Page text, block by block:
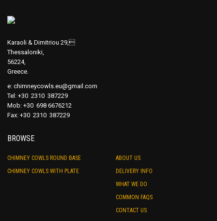
Karaoli & Dimitriou 29,
Thessaloniki,
56224,
Greece.
e: chimneycowls.eu@gmail.com
Tel: +30 2310 387229
Mob: +30 698 6676212
Fax: +30 2310 387229
BROWSE
CHIMNEY COWLS ROUND BASE
CHIMNEY COWLS WITH PLATE
ABOUT US
DELIVERY INFO
WHAT WE DO
COMMON FAQS
CONTACT US